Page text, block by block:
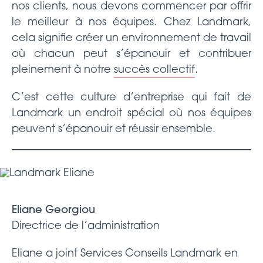
nos clients, nous devons commencer par offrir
le meilleur à nos équipes. Chez Landmark,
cela signifie créer un environnement de travail
où chacun peut s’épanouir et contribuer
pleinement à notre succès collectif.
C’est cette culture d’entreprise qui fait de
Landmark un endroit spécial où nos équipes
peuvent s’épanouir et réussir ensemble.
Eliane Georgiou
Directrice de l’administration
Eliane a joint Services Conseils Landmark en